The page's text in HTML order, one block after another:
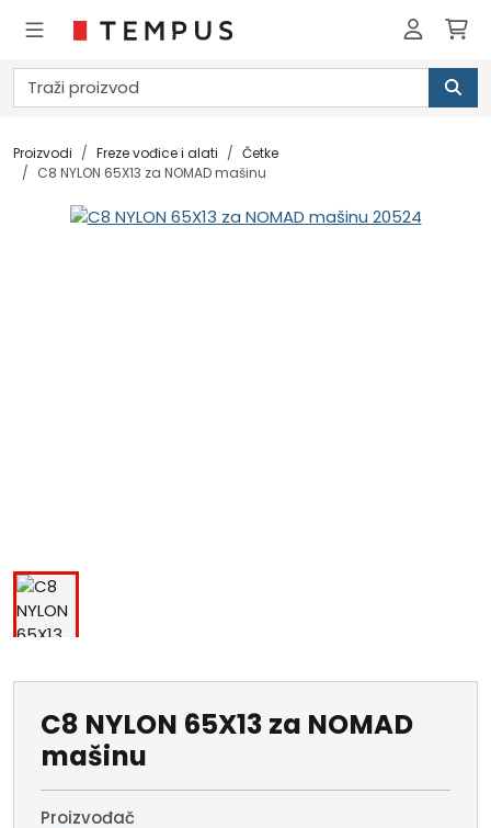
Proizvodi Freze vođice i alati
Četke
C8 NYLON 65X13 za NOMAD mašinu
C8 NYLON 65X13 za NOMAD
mašinu
Proizvođač